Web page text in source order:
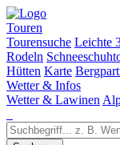
Touren
Tourensuche Leichte
Rodeln
Hütten Karte
Wetter & Infos
Wetter & Lawinen